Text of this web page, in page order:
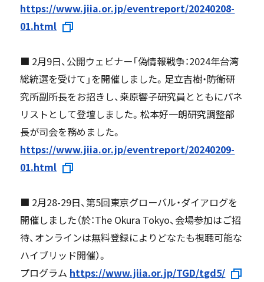
https://www.jiia.or.jp/eventreport/20240208-
01.html
■ 2月9日、公開ウェビナー「偽情報戦争：2024年台湾
総統選を受けて」を開催しました。足立吉樹・防衛研
究所副所長をお招きし、桒原響子研究員とともにパネ
リストとして登壇しました。松本好一朗研究調整部
長が司会を務めました。
https://www.jiia.or.jp/eventreport/20240209-
01.html
■ 2月28-29日、第5回東京グローバル・ダイアログを
開催しました（於：The Okura Tokyo、会場参加はご招
待、オンラインは無料登録によりどなたも視聴可能な
ハイブリッド開催）。
プログラム https://www.jiia.or.jp/TGD/tgd5/